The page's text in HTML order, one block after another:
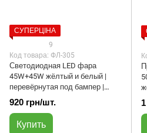
СУПЕРЦІНА
9
Код товара: ФЛ-305
Светодиодная LED фара
45W+45W жёлтый и белый |
перевёрнутая под бампер |
ФЛ-305
920 грн/шт.
Купить